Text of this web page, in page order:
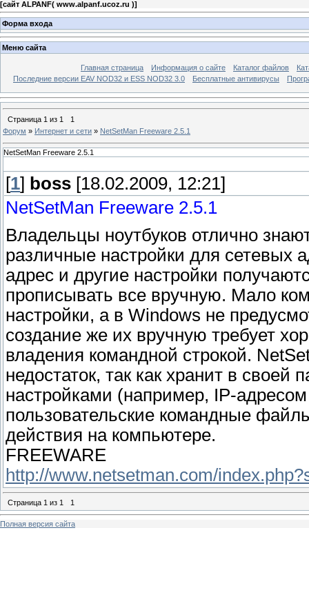
[сайт ALPANF( www.alpanf.ucoz.ru )]
Форма входа
Меню сайта
Главная страница Информация о сайте Каталог файлов
Последние версии EAV NOD32 и ESS NOD32 3.0
Бесплатные антивирусы
Страница 1 из 1
1
Форум » Интернет и сети » NetSetMan Freeware 2.5.1
NetSetMan Freeware 2.5.1
[1] boss [18.02.2009, 12:21]
NetSetMan Freeware 2.5.1
Владельцы ноутбуков отлично
различные настройки для сетевых
адрес и другие настройки
прописывать все вручную. Мало
настройки, а в Windows не
создание же их вручную требует
владения командной строкой.
недостаток, так как хранит в
настройками (например, IP-
пользовательские командные
действия на компьютере.
FREEWARE
http://www.netsetman.com/
Страница 1 из 1 1
Полная версия сайта